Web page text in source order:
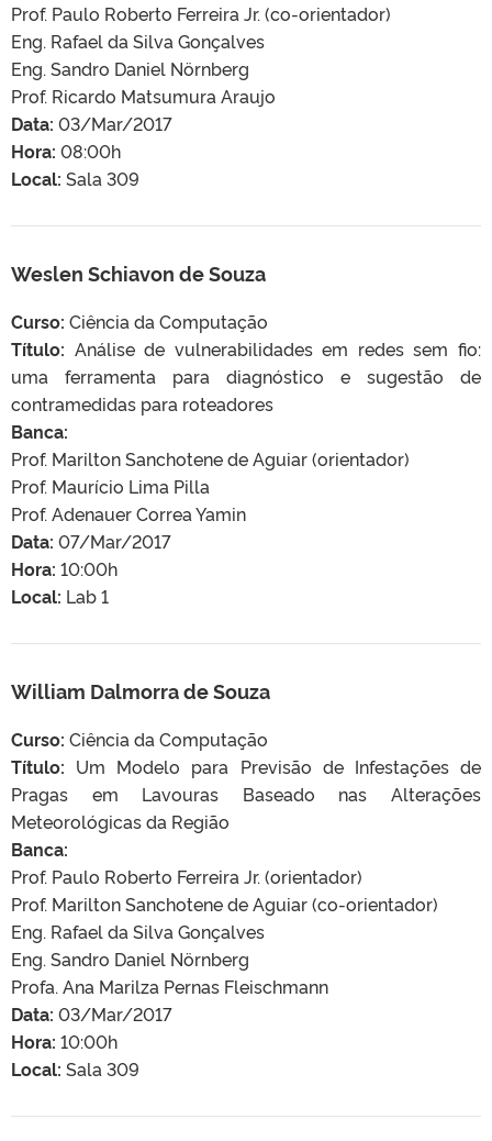
Prof. Paulo Roberto Ferreira Jr. (co-orientador)
Eng. Rafael da Silva Gonçalves
Eng. Sandro Daniel Nörnberg
Prof. Ricardo Matsumura Araujo
Data: 03/Mar/2017
Hora: 08:00h
Local: Sala 309
Weslen Schiavon de Souza
Curso: Ciência da Computação
Título: Análise de vulnerabilidades em redes sem fio:
uma ferramenta para diagnóstico e sugestão de
contramedidas para roteadores
Banca:
Prof. Marilton Sanchotene de Aguiar (orientador)
Prof. Maurício Lima Pilla
Prof. Adenauer Correa Yamin
Data: 07/Mar/2017
Hora: 10:00h
Local: Lab 1
William Dalmorra de Souza
Curso: Ciência da Computação
Título: Um Modelo para Previsão de Infestações de
Pragas em Lavouras Baseado nas Alterações
Meteorológicas da Região
Banca:
Prof. Paulo Roberto Ferreira Jr. (orientador)
Prof. Marilton Sanchotene de Aguiar (co-orientador)
Eng. Rafael da Silva Gonçalves
Eng. Sandro Daniel Nörnberg
Profa. Ana Marilza Pernas Fleischmann
Data: 03/Mar/2017
Hora: 10:00h
Local: Sala 309